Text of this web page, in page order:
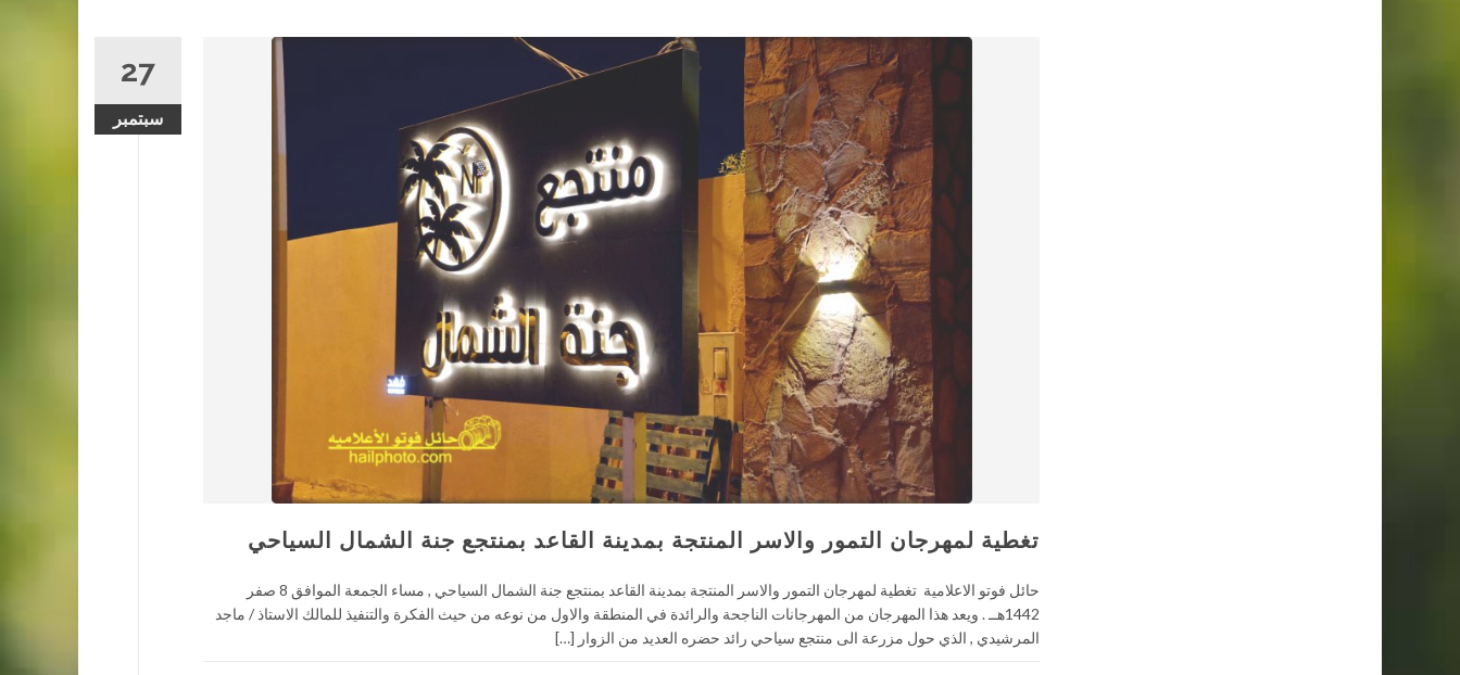
27
سبتمبر
تغطية لمهرجان التمور والاسر المنتجة بمدينة القاعد بمنتجع جنة الشمال السياحي
حائل فوتو الاعلامية تغطية لمهرجان التمور والاسر المنتجة بمدينة القاعد بمنتجع جنة الشمال السياحي , مساء الجمعة الموافق 8 صفر
1442هــ . ويعد هذا المهرجان من المهرجانات الناجحة والرائدة في المنطقة والاول من نوعه من حيث الفكرة والتنفيذ للمالك الاستاذ / ماجد
المرشيدي , الذي حول مزرعة الى منتجع سياحي رائد حضره العديد من الزوار […]